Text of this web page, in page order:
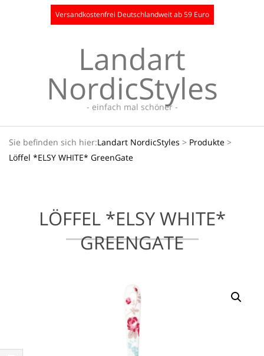
Versandkostenfrei Deutschlandweit ab 59 Euro
Landart
NordicStyles
- einfach mal schöner -
Navigation
Menu
Sie befinden sich hier:Landart NordicStyles > Produkte >
Löffel *ELSY WHITE* GreenGate
LÖFFEL *ELSY WHITE*
GREENGATE